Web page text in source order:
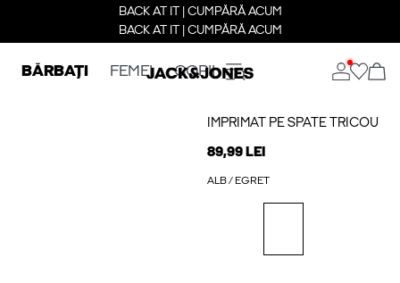
BACK AT IT | CUMPĂRĂ ACUM
BACK AT IT | CUMPĂRĂ ACUM
BĂRBAȚI FEMEI COPII
IMPRIMAT PE SPATE TRICOU
89,99 LEI
ALB / EGRET